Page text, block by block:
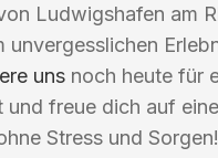
Ludwigshafen am
unvergesslichen
uns noch heute für
und freue dich auf
Stress und Sorgen!